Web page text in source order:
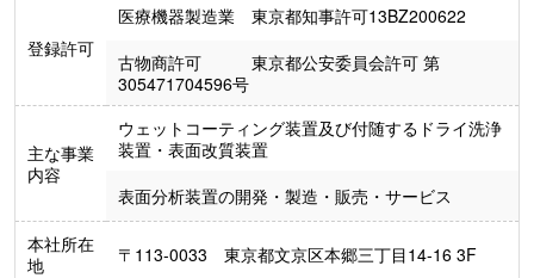
登録許可
医療機器製造業 東京都知事許可13BZ200622
古物商許可 東京都公安委員会許可 第
305471704596号
主な事業
内容
ウェットコーティング装置及び付随するドライ洗浄
装置・表面改質装置
表面分析装置の開発・製造・販売・サービス
本社所在
地
〒113-0033 東京都文京区本郷三丁目14-16 3F